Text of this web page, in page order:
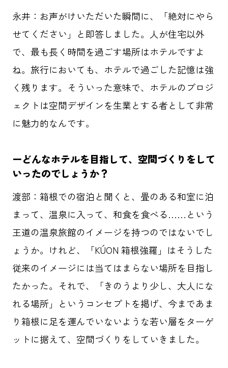
HOME
記事一覧
ABOUT
応援事例
タグ一覧
ダイバーシティ クリエイター
東京六大学野球 メタバース
永井： お声がけいただいた瞬間に、「絶対にやら
せてください」と即答しました。人が住宅以外
で、最も長く時間を過ごす場所はホテルですよ
ね。旅行においても、ホテルで過ごした記憶は強
く残ります。そういった意味で、ホテルのプロジ
ェクトは空間デザインを生業とする者として非常
に魅力的なんです。
ーどんなホテルを目指して、空間づくりをして
いったのでしょうか？
渡部： 箱根での宿泊と聞くと、畳のある和室に泊
まって、温泉に入って、和食を食べる……という
王道の温泉旅館のイメージを持つのではないでし
ょうか。けれど、「KÚON 箱根強羅」はそうした
従来のイメージには当てはまらない場所を目指し
たかった。それで、「きのうより少し、大人にな
れる場所」というコンセプトを掲げ、今まであま
り箱根に足を運んでいないような若い層をターゲ
ットに据えて、空間づくりをしていきました。